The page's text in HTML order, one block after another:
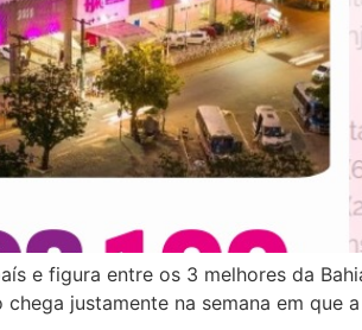
e figura entre os 3 melhores da
justamente na semana em que